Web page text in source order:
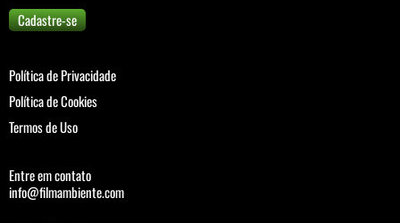
Cadastre-se
Política de Privacidade
Política de Cookies
Termos de Uso
Entre em contato
info@filmambiente.com